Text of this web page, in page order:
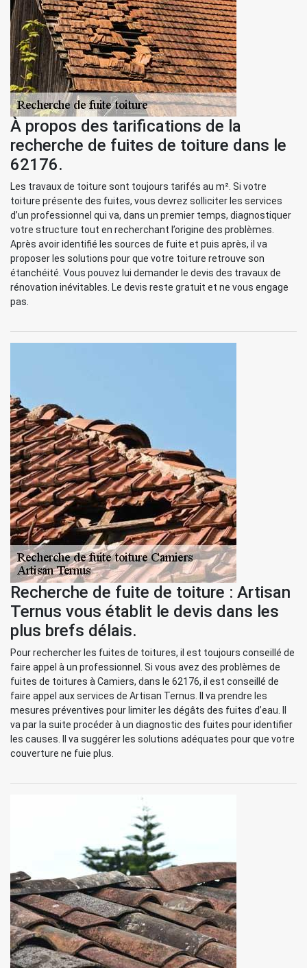
À propos des tarifications de la
recherche de fuites de toiture dans le
62176.
Les travaux de toiture sont toujours tarifés au m². Si votre
toiture présente des fuites, vous devrez solliciter les services
d’un professionnel qui va, dans un premier temps, diagnostiquer
votre structure tout en recherchant l’origine des problèmes.
Après avoir identifié les sources de fuite et puis après, il va
proposer les solutions pour que votre toiture retrouve son
étanchéité. Vous pouvez lui demander le devis des travaux de
rénovation inévitables. Le devis reste gratuit et ne vous engage
pas.
Recherche de fuite de toiture : Artisan
Ternus vous établit le devis dans les
plus brefs délais.
Pour rechercher les fuites de toitures, il est toujours conseillé de
faire appel à un professionnel. Si vous avez des problèmes de
fuites de toitures à Camiers, dans le 62176, il est conseillé de
faire appel aux services de Artisan Ternus. Il va prendre les
mesures préventives pour limiter les dégâts des fuites d’eau. Il
va par la suite procéder à un diagnostic des fuites pour identifier
les causes. Il va suggérer les solutions adéquates pour que votre
couverture ne fuie plus.